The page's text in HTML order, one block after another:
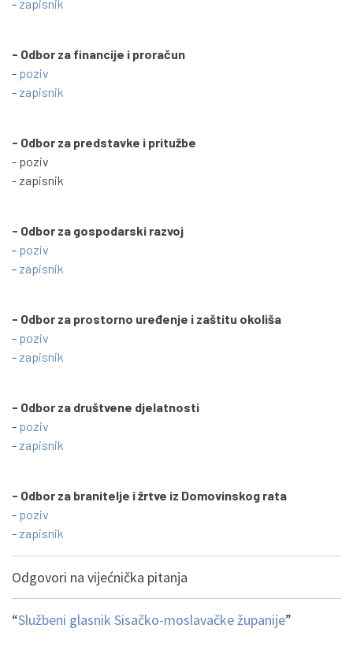
- zapisnik
- Odbor za financije i proračun
- poziv
- zapisnik
- Odbor za predstavke i pritužbe
- poziv
- zapisnik
- Odbor za gospodarski razvoj
- poziv
- zapisnik
- Odbor za prostorno uređenje i zaštitu okoliša
- poziv
- zapisnik
- Odbor za društvene djelatnosti
- poziv
- zapisnik
- Odbor za branitelje i žrtve iz Domovinskog rata
- poziv
- zapisnik
Odgovori na vijećnička pitanja
“Službeni glasnik Sisačko-moslavačke županije”